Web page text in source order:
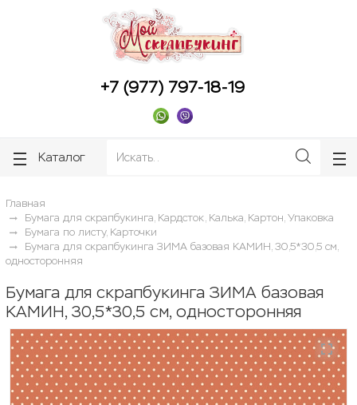
+7 (977) 797-18-19
Каталог
Главная
Бумага для скрапбукинга, Кардсток, Калька, Картон, Упаковка
Бумага по листу, Карточки
Бумага для скрапбукинга ЗИМА базовая КАМИН, 30,5*30,5 см,
односторонняя
Бумага для скрапбукинга ЗИМА базовая
КАМИН, 30,5*30,5 см, односторонняя